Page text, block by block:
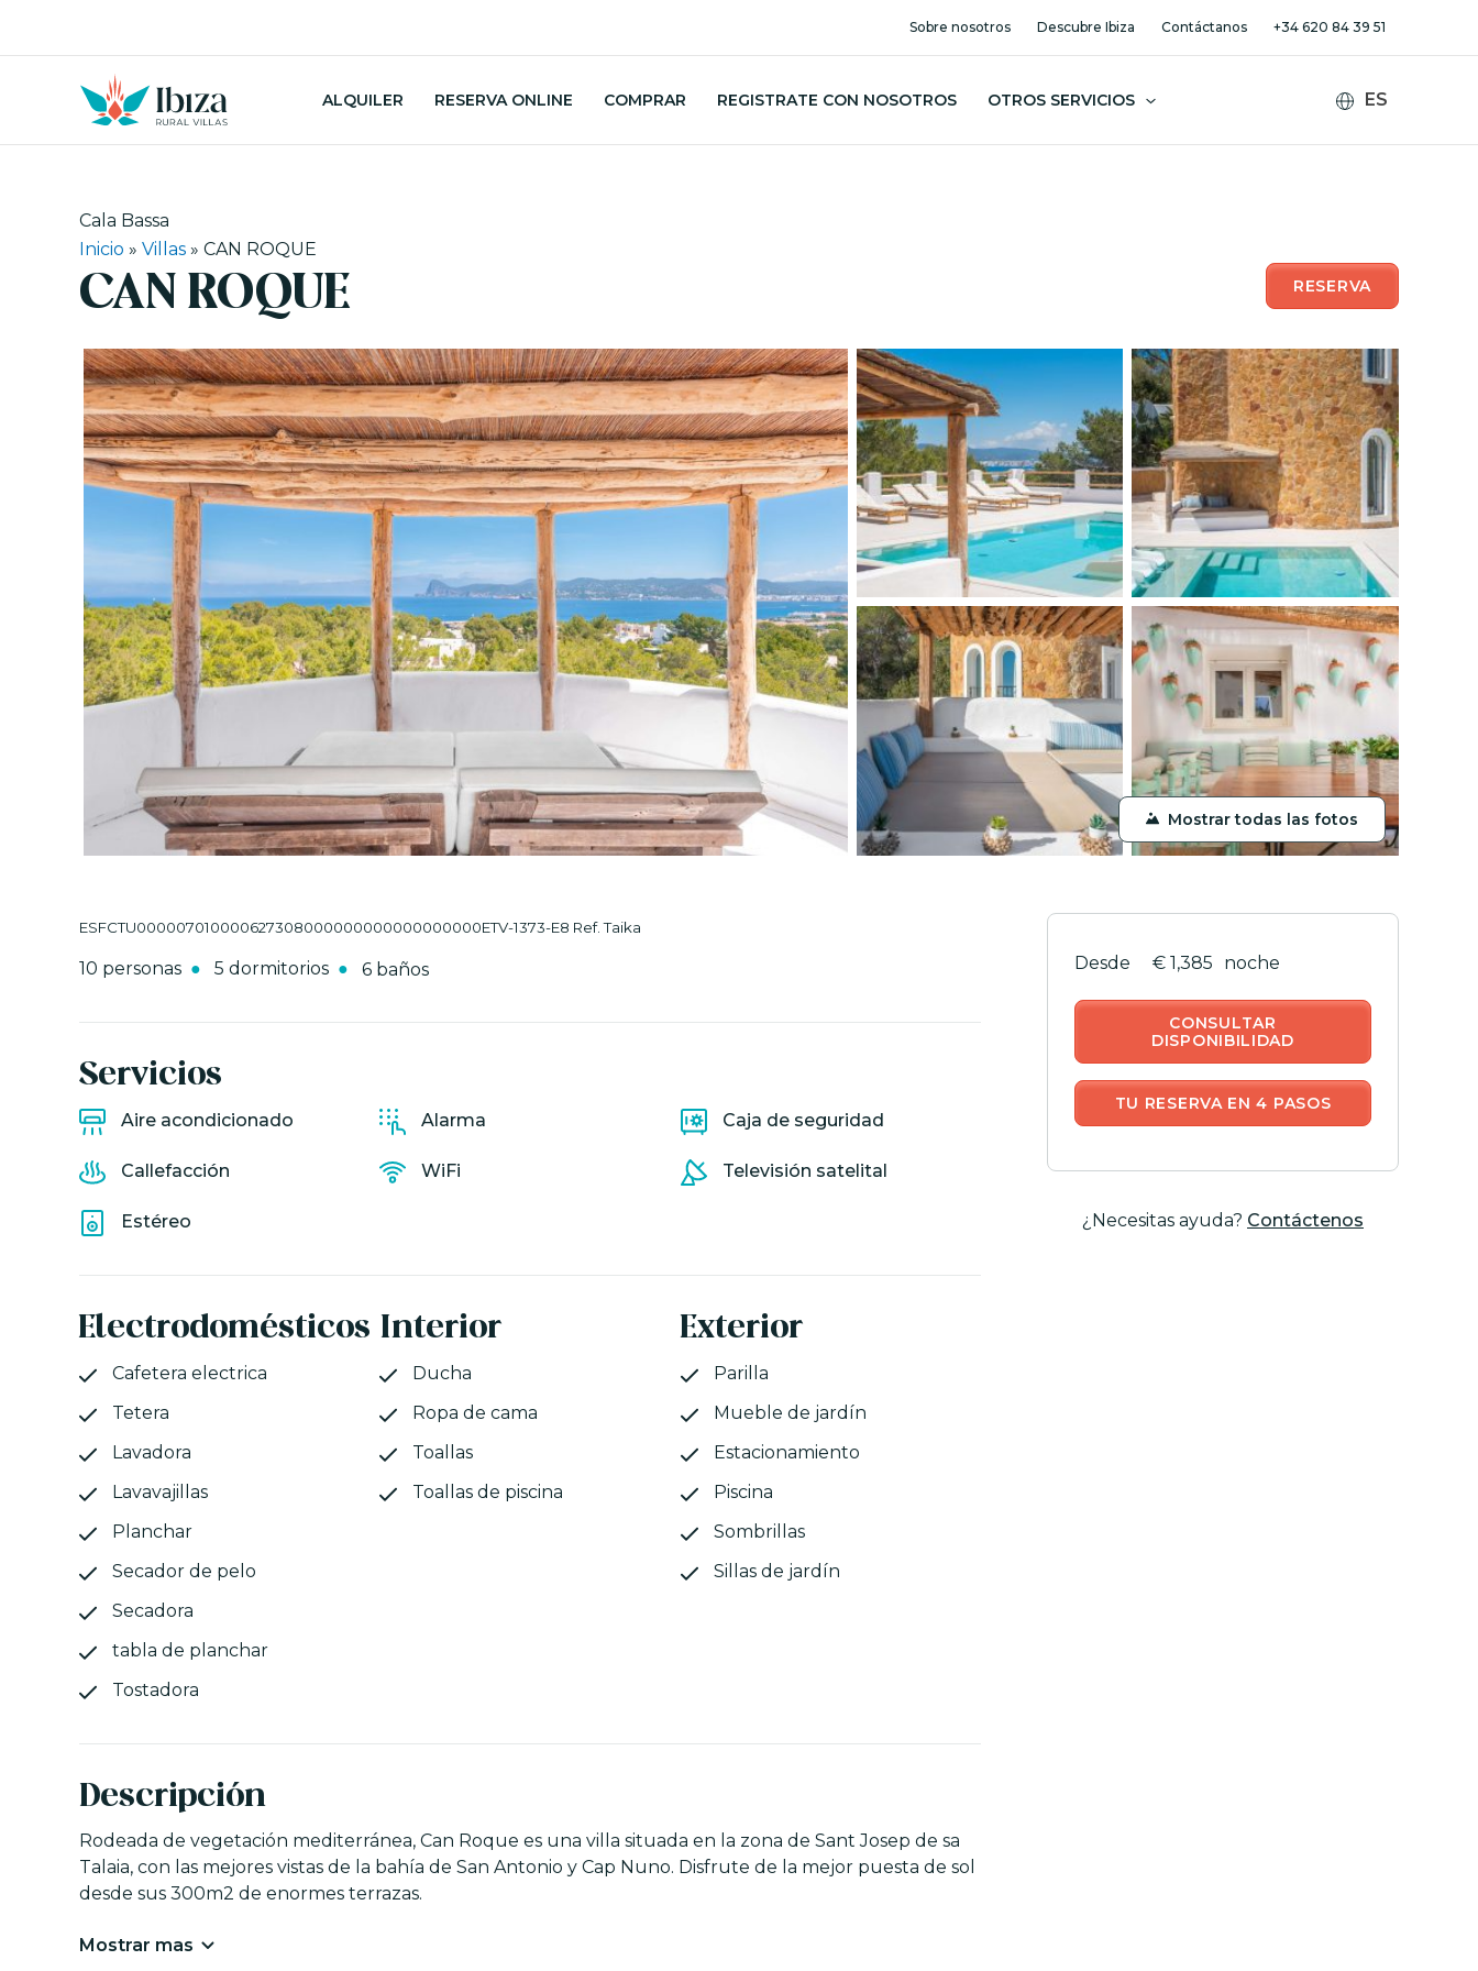
Sobre nosotros Descubre Ibiza Contáctanos +34 620 84 39 51
ALQUILER RESERVA ONLINE COMPRAR REGISTRATE CON NOSOTROS OTROS SERVICIOS
Cala Bassa
Inicio » Villas » CAN ROQUE
CAN ROQUE RESERVA
Mostrar todas las fotos
ESFCTU000007010000627308000000000000000000ETV-1373-E8 Ref. Taika
10 personas 5 dormitorios 6 baños
Servicios
Aire acondicionado Alarma Caja de seguridad
Callefacción WiFi Televisión satelital
Estéreo
Electrodomésticos
Cafetera electrica
Tetera
Lavadora
Lavavajillas
Planchar
Secador de pelo
Secadora
tabla de planchar
Tostadora
Interior
Ducha
Ropa de cama
Toallas
Toallas de piscina
Exterior
Parilla
Mueble de jardín
Estacionamiento
Piscina
Sombrillas
Sillas de jardín
Descripción
Rodeada de vegetación mediterránea, Can Roque es una villa situada en la zona de Sant Josep de sa
Talaia, con las mejores vistas de la bahía de San Antonio y Cap Nuno. Disfrute de la mejor puesta de sol
desde sus 300m2 de enormes terrazas.
Esta a menos de 5 minutos de las paradisíacas calas Cala Bassa o las playas de Cala Comte y a 20
Mostrar mas
€ 1,385 noche
CONSULTAR
DISPONIBILIDAD
TU RESERVA EN 4 PASOS
¿Necesitas ayuda? Contáctenos